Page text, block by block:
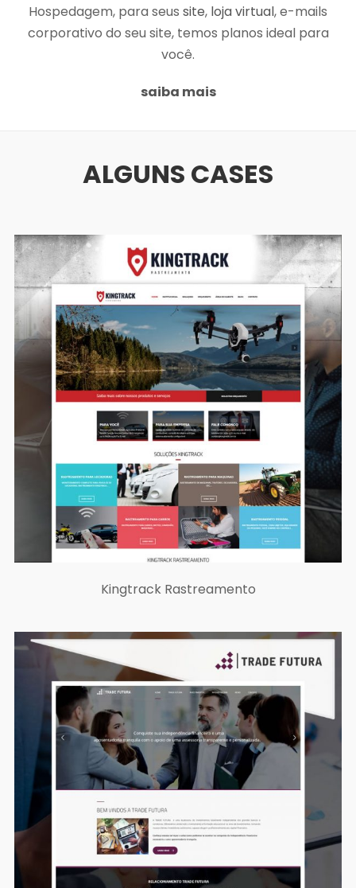
Hospedagem, para seus site, loja virtual, e-mails
corporativo do seu site, temos planos ideal para
você.
saiba mais
ALGUNS CASES
Kingtrack Rastreamento